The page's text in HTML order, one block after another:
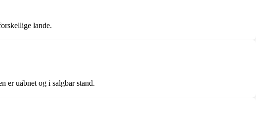
lande.
er uåbnet og i salgbar stand.